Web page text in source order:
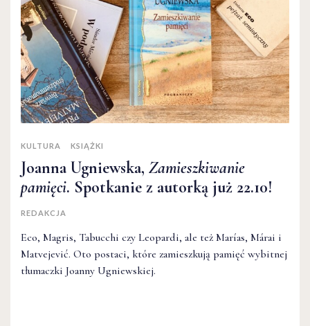
KULTURA KSIĄŻKI
Joanna Ugniewska, Zamieszkiwanie
pamięci. Spotkanie z autorką już 22.10!
REDAKCJA
Eco, Magris, Tabucchi czy Leopardi, ale też Marías, Márai i
Matvejević. Oto postaci, które zamieszkują pamięć wybitnej
tłumaczki Joanny Ugniewskiej.